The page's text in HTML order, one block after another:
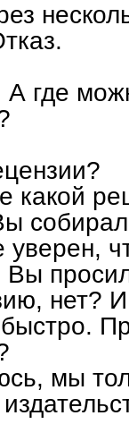
где
какой
уверен,
Вы
нет?
мы